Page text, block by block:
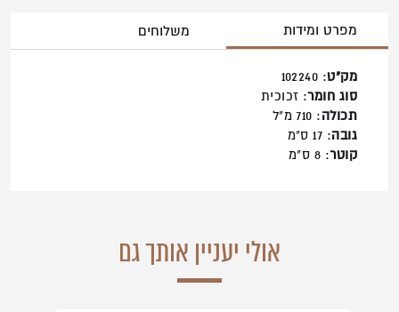
מפרט ומידות משלוחים
מק"ט: 102240
סוג חומר: זכוכית
תכולה: 710 מ"ל
גובה: 17 ס"מ
קוטר: 8 ס"מ
אולי יעניין אותך גם